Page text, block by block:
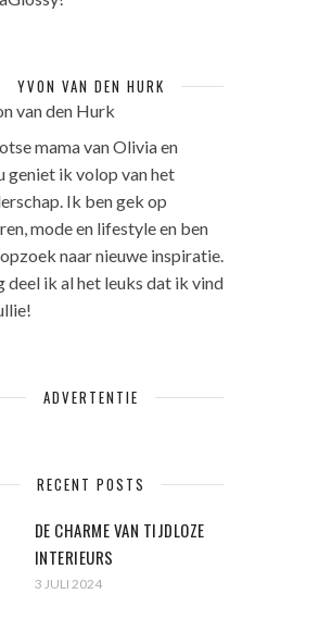
YVON VAN DEN HURK
mama van Olivia en
geniet ik volop van het
Ik ben gek op
mode en lifestyle en ben
naar nieuwe inspiratie.
deel ik al het leuks dat ik vind
ADVERTENTIE
RECENT POSTS
DE CHARME VAN TIJDLOZE
INTERIEURS
3 JULI 2024